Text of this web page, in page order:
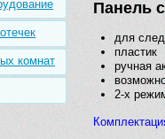
комнат
Панель
для
пластик
ручная
2-х